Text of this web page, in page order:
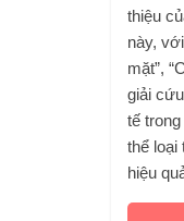
thiệu
này,
mặt”,
giải
tế
thể loại
hiệu